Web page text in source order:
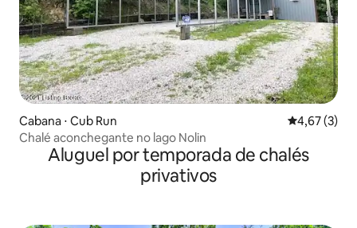
Cabana ⋅ Cub Run 4,67 de
4,67 (3)
Chalé aconchegante no lago Nolin
Aluguel por temporada de chalés
privativos